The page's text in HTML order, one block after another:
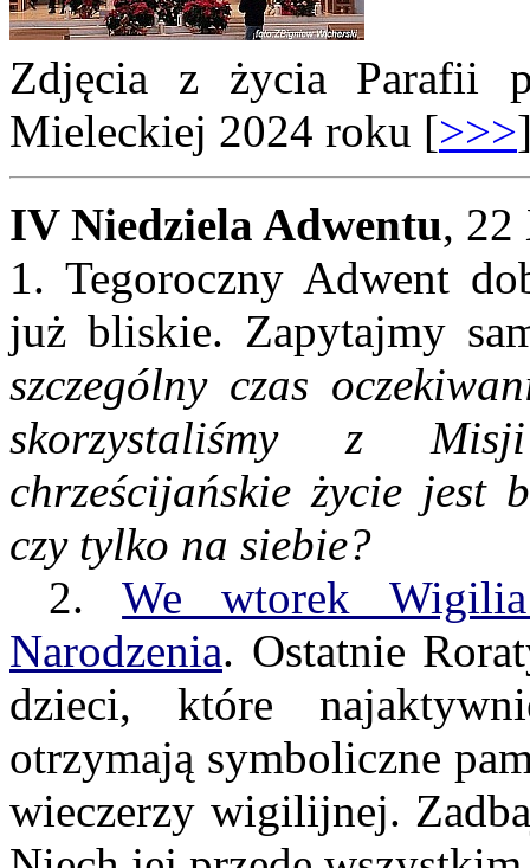
Zdjęcia z życia Parafii
Mieleckiej 2024 roku [>>>
IV Niedziela Adwentu, 22
1. Tegoroczny Adwent
już bliskie. Zapytajmy
szczególny czas
skorzystaliśmy z
chrześcijańskie życie
czy tylko na siebie?
2.We wtorek
Narodzenia. Ostatnie
dzieci, które
otrzymają symboliczne
wieczerzy wigilijnej.